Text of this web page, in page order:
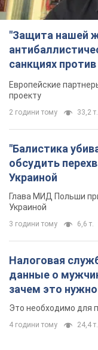
"Защита нашей
санкциях
Видео
Европейские
проекту
2 години тому 33,2 т.
"Балистика
обсудить
Украиной
Глава МИД Польши
Украиной
3 години тому 6,6 т.
Налоговая
данные о
зачем это нужно
Это необходимо для
4 години тому 24,4 т.